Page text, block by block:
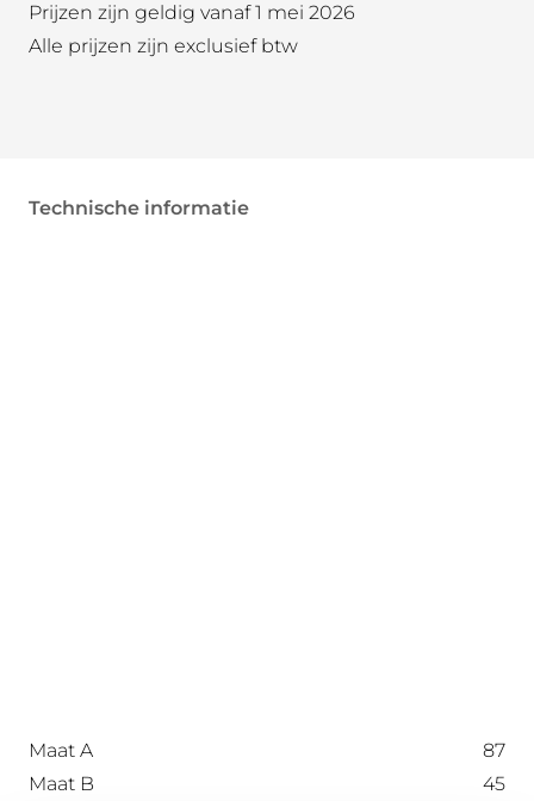
Prijzen zijn geldig vanaf 1 mei 2026
Alle prijzen zijn exclusief btw
Technische informatie
Maat A
87
Maat B
45